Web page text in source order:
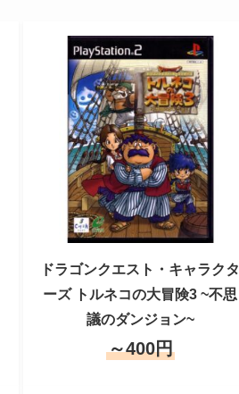
ドラゴンクエスト・キャラクタ
ーズ トルネコの大冒険3 ~不思
議のダンジョン~
～400円